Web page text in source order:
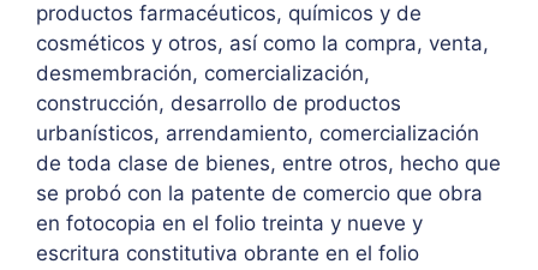
productos farmacéuticos, químicos y de
cosméticos y otros, así como la compra, venta,
desmembración, comercialización,
construcción, desarrollo de productos
urbanísticos, arrendamiento, comercialización
de toda clase de bienes, entre otros, hecho que
se probó con la patente de comercio que obra
en fotocopia en el folio treinta y nueve y
escritura constitutiva obrante en el folio